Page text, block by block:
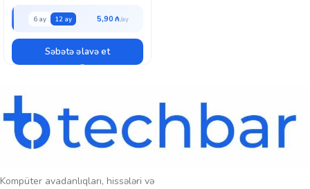
6 ay 12 ay 5,90 ₼
Səbətə əlavə et
Kompüter avadanlıqları, hissələri və